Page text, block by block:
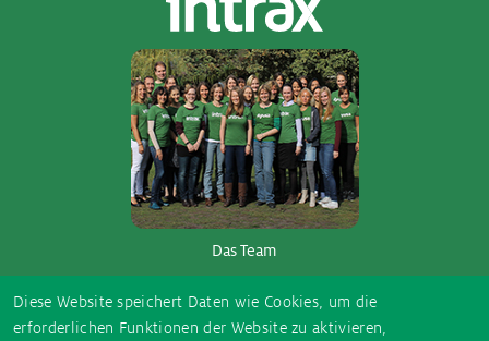
Das Team
So­ci­al Me­dia
Diese Website speichert Daten wie Cookies, um die
erforderlichen Funktionen der Website zu aktivieren,